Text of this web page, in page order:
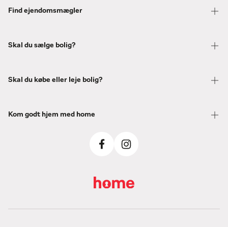
Find ejendomsmægler
Skal du sælge bolig?
Skal du købe eller leje bolig?
Kom godt hjem med home